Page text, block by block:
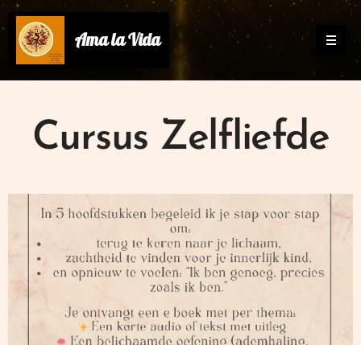
Ama la Vida
Cursus Zelfliefde